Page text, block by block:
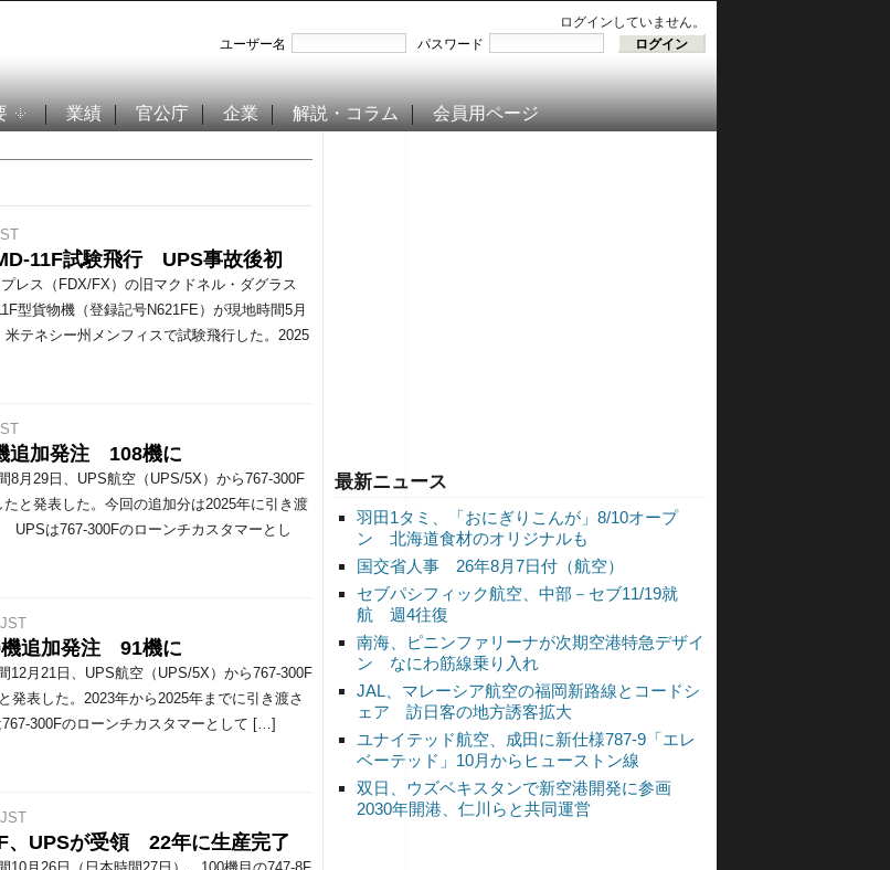
ログインしていません。
ユーザー名
パスワード
業績 官公庁 企業 解説・コラム 会員用ページ
最新ニュース
羽田1タミ、「おにぎりこんが」8/10オープ
ン 北海道食材のオリジナルも
国交省人事 26年8月7日付（航空）
セブパシフィック航空、中部－セブ11/19就
航 週4往復
南海、ピニンファリーナが次期空港特急デザイ
ン なにわ筋線乗り入れ
JAL、マレーシア航空の福岡新路線とコードシ
ェア 訪日客の地方誘客拡大
ユナイテッド航空、成田に新仕様787-9「エレ
ベーテッド」10月からヒューストン線
双日、ウズベキスタンで新空港開発に参画
2030年開港、仁川らと共同運営
11F試験飛行 UPS事故後初
レス（FDX/FX）の旧マクドネル・ダグラス
型貨物機（登録記号N621FE）が現地時間5月
テネシー州メンフィスで試験飛行した。2025
追加発注 108機に
8月29日、UPS航空（UPS/5X）から767-300F
と発表した。今回の追加分は2025年に引き渡
は767-300Fのローンチカスタマーとし
機追加発注 91機に
12月21日、UPS航空（UPS/5X）から767-300F
発表した。2023年から2025年までに引き渡さ
300Fのローンチカスタマーとして […]
、UPSが受領 22年に生産完了